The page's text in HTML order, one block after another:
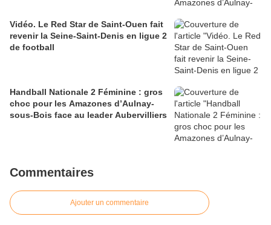
Vidéo. Le Red Star de Saint-Ouen fait
revenir la Seine-Saint-Denis en ligue 2
de football
Handball Nationale 2 Féminine : gros
choc pour les Amazones d’Aulnay-
sous-Bois face au leader Aubervilliers
Commentaires
Ajouter un commentaire